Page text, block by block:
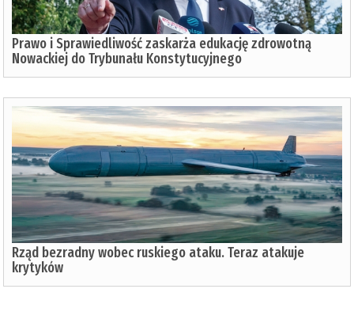
Prawo i Sprawiedliwość zaskarża edukację zdrowotną
Nowackiej do Trybunału Konstytucyjnego
Rząd bezradny wobec ruskiego ataku. Teraz atakuje
krytyków